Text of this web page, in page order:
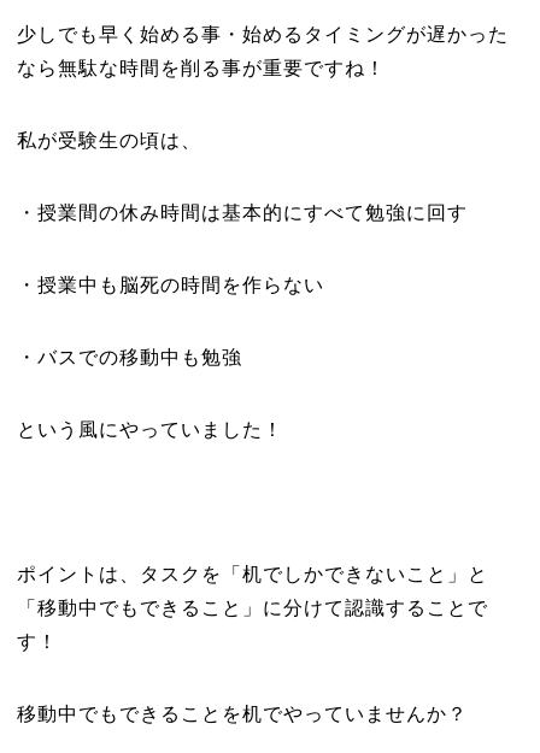
少しでも早く始める事・始めるタイミングが遅かった
なら無駄な時間を削る事が重要ですね！
私が受験生の頃は、
・授業間の休み時間は基本的にすべて勉強に回す
・授業中も脳死の時間を作らない
・バスでの移動中も勉強
という風にやっていました！
ポイントは、タスクを「机でしかできないこと」と
「移動中でもできること」に分けて認識することで
す！
移動中でもできることを机でやっていませんか？